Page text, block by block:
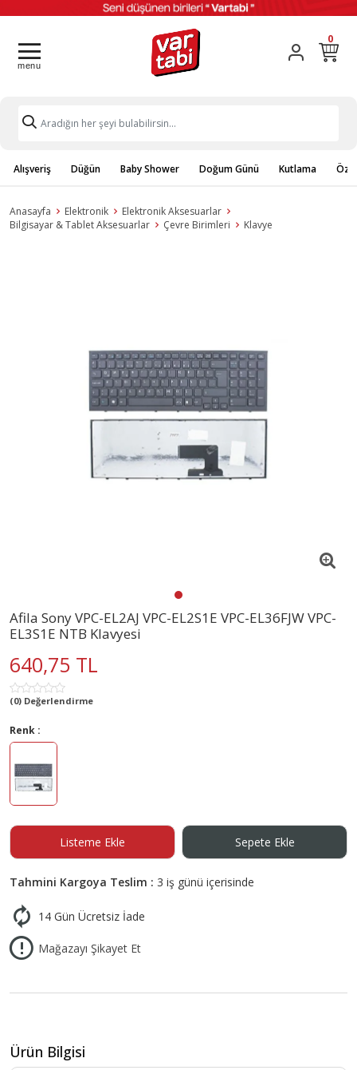
0
Alışveriş Düğün Baby Shower Doğum Günü Kutlama
Anasayfa Elektronik
Elektronik Aksesuarlar
Bilgisayar & Tablet Aksesuarlar
Çevre Birimleri Klavye
Afila Sony VPC-EL2AJ VPC-EL2S1E VPC-EL36FJW VPC-
EL3S1E NTB Klavyesi
640,75 TL
(0) Değerlendirme
Renk :
Listeme Ekle Sepete Ekle
Tahmini Kargoya Teslim : 3 iş günü içerisinde
14 Gün Ücretsiz İade
Mağazayı Şikayet Et
Ürün Bilgisi